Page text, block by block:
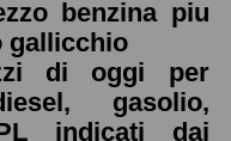
benzina piu
gallicchio
di oggi per
gasolio,
indicati dai